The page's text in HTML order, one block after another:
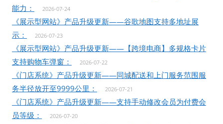
能力：
2026-07-24
《展示型网站》产品升级更新——谷歌地图支持多地址展
示：
2026-07-23
《展示型网站》产品升级更新——【跨境电商】多规格卡片
支持购物车弹窗：
2026-07-22
《门店系统》产品升级更新——同城配送和上门服务范围服
务半径放开至9999公里：
2026-07-21
《门店系统》产品升级更新——支持手动修改会员为付费会
员等级：
2026-07-20